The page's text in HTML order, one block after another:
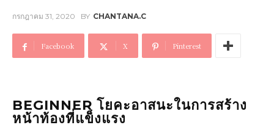
กรกฎาคม 31, 2020 BY CHANTANA.C
Facebook X Pinterest
BEGINNER โยคะอาสนะในการสร้าง
หน้าท้องที่แข็งแรง